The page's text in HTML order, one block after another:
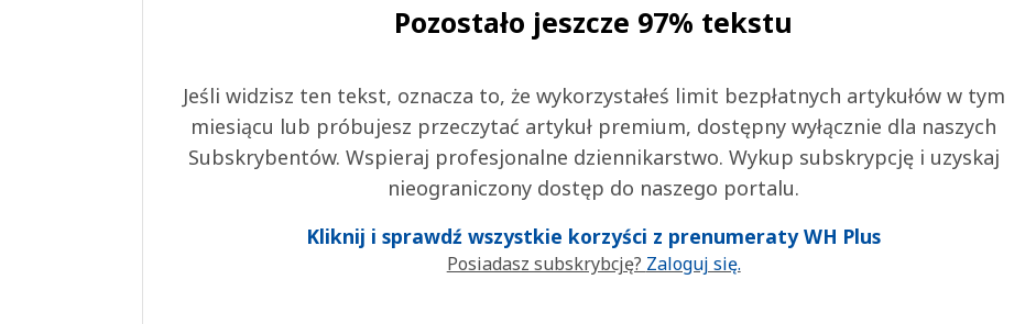
Pozostało jeszcze 97% tekstu
Jeśli widzisz ten tekst, oznacza to, że wykorzystałeś limit bezpłatnych artykułów w tym
miesiącu lub próbujesz przeczytać artykuł premium, dostępny wyłącznie dla naszych
Subskrybentów. Wspieraj profesjonalne dziennikarstwo. Wykup subskrypcję i uzyskaj
nieograniczony dostęp do naszego portalu.
Kliknij i sprawdź wszystkie korzyści z prenumeraty WH Plus
Posiadasz subskrybcję? Zaloguj się.